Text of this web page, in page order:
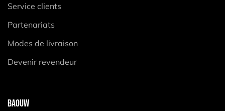
Service clients
Partenariats
Modes de livraison
Devenir revendeur
BAOUW